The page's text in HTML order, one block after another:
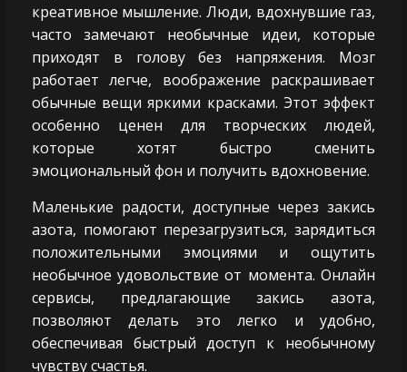
креативное мышление. Люди, вдохнувшие газ,
часто замечают необычные идеи, которые
приходят в голову без напряжения. Мозг
работает легче, воображение раскрашивает
обычные вещи яркими красками. Этот эффект
особенно ценен для творческих людей,
которые хотят быстро сменить
эмоциональный фон и получить вдохновение.
Маленькие радости, доступные через закись
азота, помогают перезагрузиться, зарядиться
положительными эмоциями и ощутить
необычное удовольствие от момента. Онлайн
сервисы, предлагающие закись азота,
позволяют делать это легко и удобно,
обеспечивая быстрый доступ к необычному
чувству счастья.